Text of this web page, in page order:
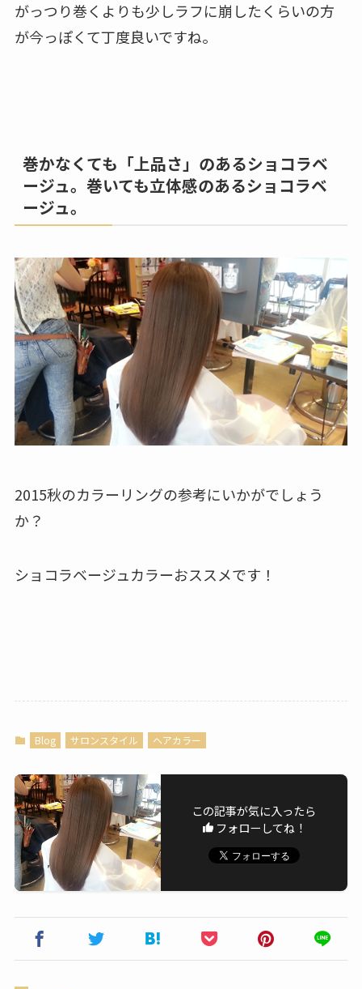
がっつり巻くよりも少しラフに崩したくらいの方
が今っぽくて丁度良いですね。
巻かなくても「上品さ」のあるショコラベ
ージュ。巻いても立体感のあるショコラベ
ージュ。
2015秋のカラーリングの参考にいかがでしょう
か？
ショコラベージュカラーおススメです！
Blog サロンスタイル ヘアカラー
この記事が気に入ったら
フォローしてね！